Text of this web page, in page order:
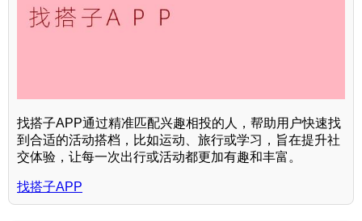
找搭子APP通过精准匹配兴趣相投的人，帮助用户快速找
到合适的活动搭档，比如运动、旅行或学习，旨在提升社
交体验，让每一次出行或活动都更加有趣和丰富。
找搭子APP